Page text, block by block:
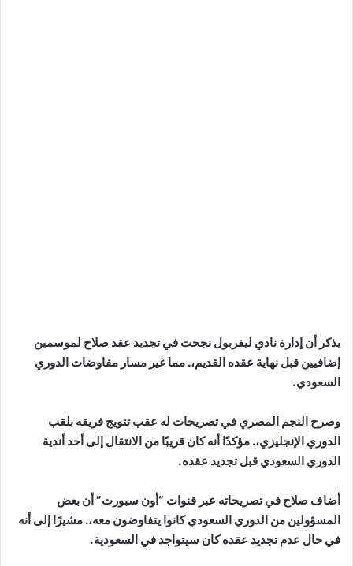
يذكر أن إدارة نادي ليفربول نجحت في تجديد عقد صلاح لموسمين
إضافيين قبل نهاية عقده القديم،. مما غير مسار مفاوضات الدوري
السعودي.
وصرح النجم المصري في تصريحات له عقب تتويج فريقه بلقب
الدوري الإنجليزي،. مؤكدًا أنه كان قريبًا من الانتقال إلى أحد أندية
الدوري السعودي قبل تجديد عقده.
أضاف صلاح في تصريحاته عبر قنوات “أون سبورت” أن بعض
المسؤولين من الدوري السعودي كانوا يتفاوضون معه،. مشيرًا إلى أنه
في حال عدم تجديد عقده كان سيتواجد في السعودية.